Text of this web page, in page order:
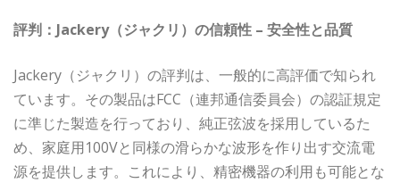
評判：Jackery（ジャクリ）の信頼性 – 安全性と品質
Jackery（ジャクリ）の評判は、一般的に高評価で知られ
ています。その製品はFCC（連邦通信委員会）の認証規定
に準じた製造を行っており、純正弦波を採用しているた
め、家庭用100Vと同様の滑らかな波形を作り出す交流電
源を提供します。これにより、精密機器の利用も可能とな